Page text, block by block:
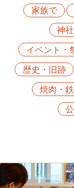
家族で
神
イベント・
歴史・旧跡
焼肉・